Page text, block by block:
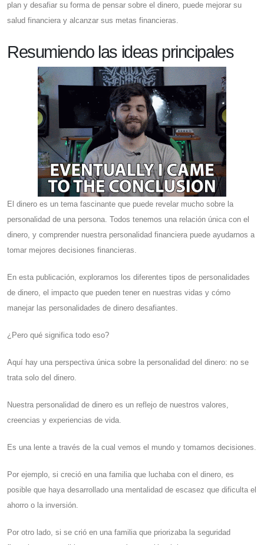
plan y desafiar su forma de pensar sobre el dinero, puede mejorar su
salud financiera y alcanzar sus metas financieras.
Resumiendo las ideas principales
El dinero es un tema fascinante que puede revelar mucho sobre la
personalidad de una persona. Todos tenemos una relación única con el
dinero, y comprender nuestra personalidad financiera puede ayudarnos a
tomar mejores decisiones financieras.
En esta publicación, exploramos los diferentes tipos de personalidades
de dinero, el impacto que pueden tener en nuestras vidas y cómo
manejar las personalidades de dinero desafiantes.
¿Pero qué significa todo eso?
Aquí hay una perspectiva única sobre la personalidad del dinero: no se
trata solo del dinero.
Nuestra personalidad de dinero es un reflejo de nuestros valores,
creencias y experiencias de vida.
Es una lente a través de la cual vemos el mundo y tomamos decisiones.
Por ejemplo, si creció en una familia que luchaba con el dinero, es
posible que haya desarrollado una mentalidad de escasez que dificulta el
ahorro o la inversión.
Por otro lado, si se crió en una familia que priorizaba la seguridad